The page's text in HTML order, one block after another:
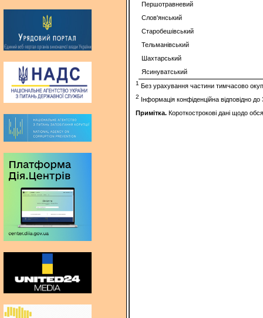
Першотравневий
Слов'янський
Старобешівський
Тельманівський
Шахтарський
Ясинуватський
1 Без урахування частини тимчасово
2 Інформація конфіденційна відповідно
Примітка. Короткострокові дані щодо